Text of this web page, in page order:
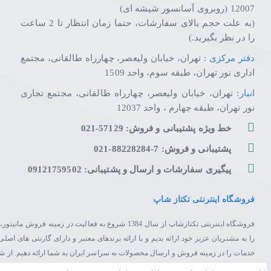
چرا از تکتازشاپ خرید کنیم؟
تکتازشاپ فقط یک فروشگاه نیست—یک مقصد مطمئن برای عاشقان
با ضمانت اصالت کالا، مشاوره تخصصی، ارسال سریع و پشتیبانی
ما اینجاییم تا تجربه‌ای متفاوت، حرفه‌ای و قابل اعتماد از خرید آنلاین را
تکتازشاپ یعنی خرید با خیال راحت، انتخاب با اطمینان.
12007 (روبروی آسانسور شیشه ای)
(به علت حجم بالای سفارشات، حتما زمان انتظار تا 2 ساعت
را در نظر بگیرید.)
دفتر مرکزی : تهران، خیابان ولیعصر، چهارراه طالقانی، مجتمع
اداری نور تهران، طبقه سوم، واحد 1509
انبار : تهران، خیابان ولیعصر، چهارراه طالقانی، مجتمع تجاری
نور تهران، طبقه چهارم ، واحد 12037
خط ویژه پشتیبانی و فروش: 57129-021
پشتیبانی و فروش: 7-88228284-021
پیگیری سفارشات و ارسال و پشتیبانی: 09121759502
فروشگاه اینترنتی تکتاز شاپ
فروشگاه اینترنتی تکتازشاپ از سال 1384 شروع به
را به مشتریان عزیز خود ارائه بدیم و با ارائه برندهای معتبر و دارای گارنتی
خدمات را در زمینه فروش و ارسال محصولات به سراسر ایران به شما ارائه دهیم.